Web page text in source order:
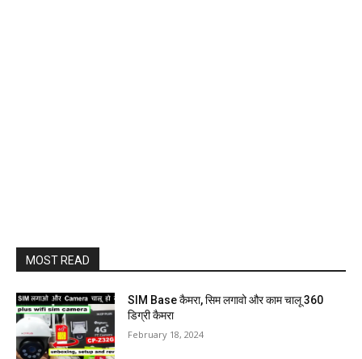
MOST READ
SIM Base कैमरा, सिम लगावो और काम चालू 360
डिग्री कैमरा
February 18, 2024